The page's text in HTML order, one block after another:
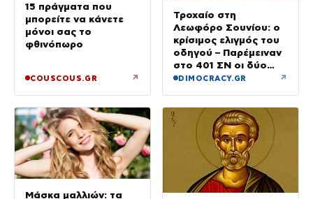
15 πράγματα που
μπορείτε να κάνετε
μόνοι σας το
φθινόπωρο
COUSCOUS.GR ↗
Τροχαίο στη
Λεωφόρο Σουνίου: ο
κρίσιμος ελιγμός του
οδηγού – Παρέμειναν
στο 401 ΣΝ οι δύο
αστυνομικοί
DIMOCRACY.GR ↗
Μάσκα μαλλιών: τα